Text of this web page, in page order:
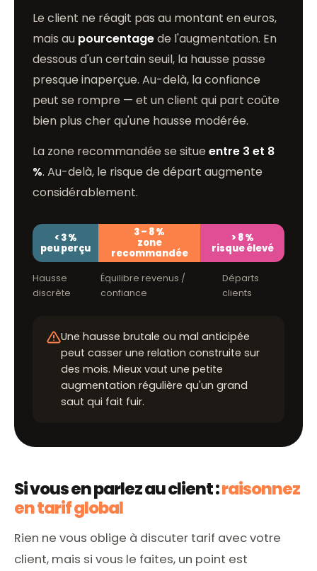
Le client ne réagit pas au montant en euros,
mais au pourcentagede l'augmentation. En
dessous d'un certain seuil, la hausse passe
presque inaperçue. Au-delà, la confiance
peut se rompre — et un client qui part coûte
bien plus cher qu'une hausse modérée.
La zone recommandée se situe entre 3 et 8
%. Au-delà, le risque de départ augmente
considérablement.
< 3 %
peu perçu
3 – 8 %
zone
recommandée
> 8 %
risque élevé
Hausse
discrète
Équilibre revenus /
confiance
Départs
clients
Une hausse brutale ou mal anticipée
peut casser une relation construite sur
des mois. Mieux vaut une petite
augmentation régulière qu'un grand
saut qui fait fuir.
Si vous en parlez au client :raisonnez
en tarif global
Rien ne vous oblige à discuter tarif avec votre
client, mais si vous le faites, un point est